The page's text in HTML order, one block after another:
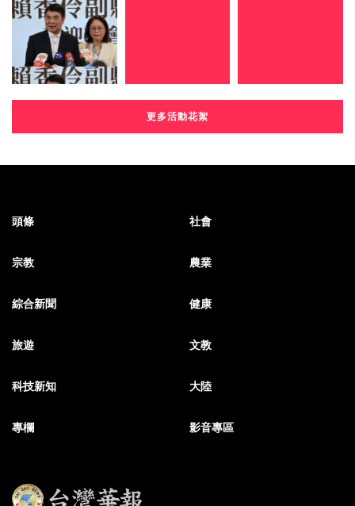
更多活動花絮
頭條 社會
宗教 農業
綜合新聞 健康
旅遊 文教
科技新知 大陸
專欄 影音專區